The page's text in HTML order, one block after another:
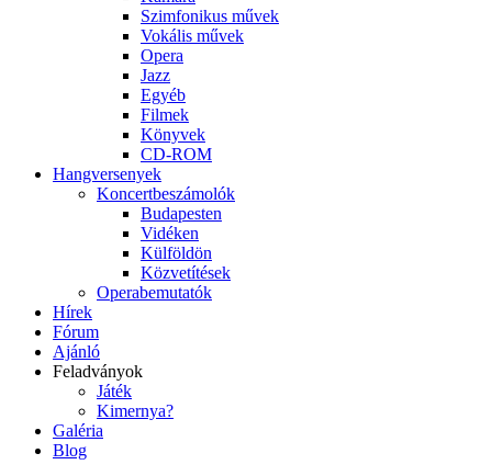
Szimfonikus művek
Vokális művek
Opera
Jazz
Egyéb
Filmek
Könyvek
CD-ROM
Hangversenyek
Koncertbeszámolók
Budapesten
Vidéken
Külföldön
Közvetítések
Operabemutatók
Hírek
Fórum
Ajánló
Feladványok
Játék
Kimernya?
Galéria
Blog